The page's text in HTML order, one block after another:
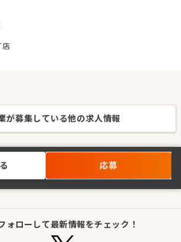
店
が募集している他の求人情報
応募
ォローして最新情報をチェック！